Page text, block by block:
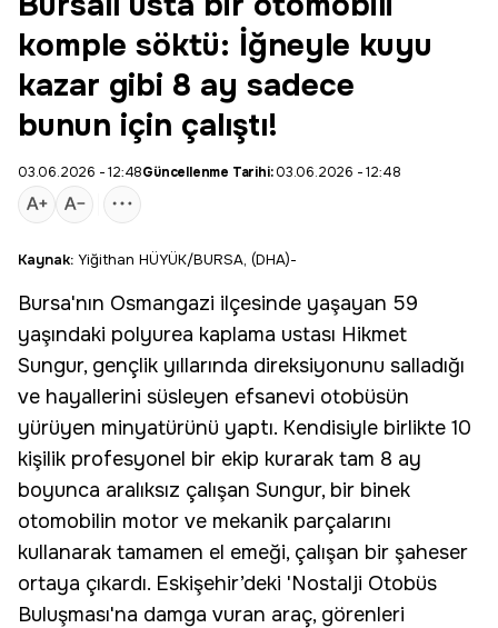
komple söktü: İğneyle kuyu
kazar gibi 8 ay sadece
bunun için çalıştı!
03.06.2026 - 12:48Güncellenme Tarihi:03.06.2026 - 12:48
Kaynak: Yiğithan HÜYÜK/BURSA, (DHA)-
Bursa'nın Osmangazi ilçesinde yaşayan 59
yaşındaki polyurea kaplama ustası Hikmet
Sungur, gençlik yıllarında direksiyonunu salladığı
ve hayallerini süsleyen efsanevi otobüsün
yürüyen minyatürünü yaptı. Kendisiyle birlikte 10
kişilik profesyonel bir ekip kurarak tam 8 ay
boyunca aralıksız çalışan Sungur, bir binek
otomobilin motor ve mekanik parçalarını
kullanarak tamamen el emeği, çalışan bir şaheser
ortaya çıkardı. Eskişehir’deki 'Nostalji Otobüs
Buluşması'na damga vuran araç, görenleri